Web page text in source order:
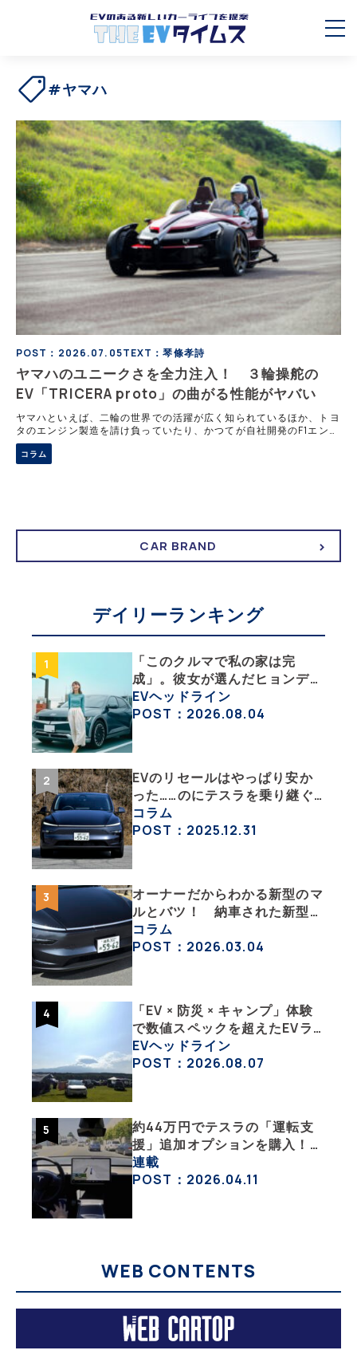
#ヤマハ
POST：2026.07.05TEXT：琴條孝詩
ヤマハのユニークさを全力注入！ ３輪操舵の
EV「TRICERA proto」の曲がる性能がヤバい
ヤマハといえば、二輪の世界での活躍が広く知られているほか、トヨ
タのエンジン製造を請け負っていたり、かつてが自社開発のF1エンジ
ンや自社開発のクルマなど、四輪の世界にも密接に関係している企業
だ。そんなヤマハがジャパンモビリティショーで発表した3輪EV、
「TRICERA proto」が話題を呼んでいる。気になる中身に迫る。
コラム
CAR BRAND
デイリーランキング
「このクルマで私の家は完
成」。彼女が選んだヒョンデ
「IONIQ 5」の「エネルギーハ
ック」な生活【ななみんEVレ
EVヘッドライン
POST：2026.08.04
EVのリセールはやっぱり安か
った……のにテスラを乗り継ぐ
ってどういうこと？ 【テスラ
沼にはまった大学教授のEV生
コラム
POST：2025.12.31
オーナーだからわかる新型のマ
ルとバツ！ 納車された新型を
旧型モデルＹと細部まで比べて
みた【テスラ沼にはまった大学
コラム
POST：2026.03.04
「EV × 防災 × キャンプ」体験
で数値スペックを超えたEVラ
イフの豊かさを実感【 EV
SUMMER CAMP 2026 】
EVヘッドライン
POST：2026.08.07
約44万円でテスラの「運転支
援」追加オプションを購入！
果たして価格以上の効果はあっ
たのか？【テスラ沼にはまった
連載
POST：2026.04.11
WEB CONTENTS